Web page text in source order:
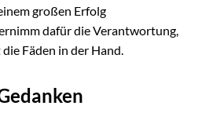
großen Erfolg
dafür die Verantwortung,
Fäden in der Hand.